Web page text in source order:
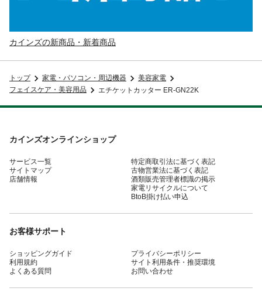
カインズの新商品・新着商品
トップ 家電・パソコン・周辺機器
美容家電
フェイスケア・美容用品
エチケットカッター ER-GN22K
カインズオンラインショップ
サービス一覧
サイトマップ
店舗情報
特定商取引法に基づく表記
古物営業法に基づく表記
酒類販売管理者標識の掲示
家電リサイクルについて
BtoB掛け払い申込
お客様サポート
ショッピングガイド
利用規約
よくある質問
プライバシーポリシー
サイト利用条件・推奨環境
お問い合わせ